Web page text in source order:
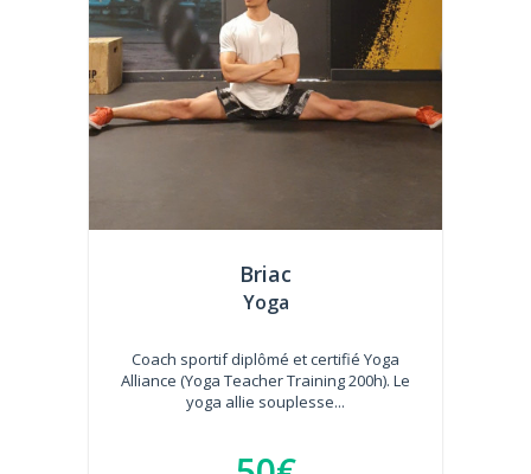
Briac
Yoga
Coach sportif diplômé et certifié Yoga
Alliance (Yoga Teacher Training 200h). Le
yoga allie souplesse...